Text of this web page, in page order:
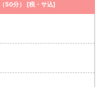
50分） [税・サ込]